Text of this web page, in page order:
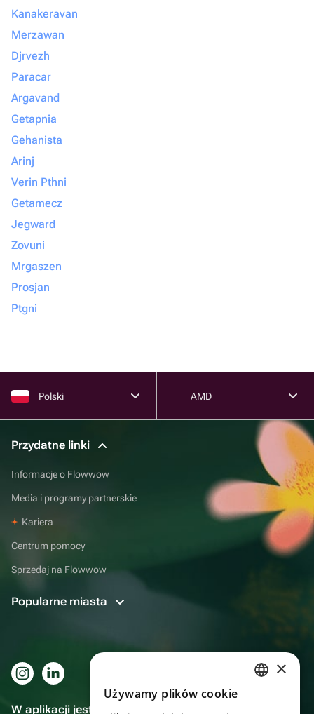
Kanakeravan
Merzawan
Djrvezh
Paracar
Argavand
Getapnia
Gehanista
Arinj
Verin Pthni
Getamecz
Jegward
Zovuni
Mrgaszen
Prosjan
Ptgni
Polski AMD
Przydatne linki
Informacje o Flowwow
Media i programy partnerskie
Kariera
Centrum pomocy
Sprzedaj na Flowwow
Popularne miasta
W aplikacji jest to jeszcze wygodniejsze!
×
Używamy plików cookie